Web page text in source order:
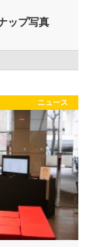
ップ写真
ニュース